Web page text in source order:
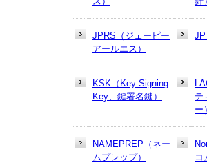
JPRS（ジェーピー
アールエス）
JP
KSK（Key Signing
Key、鍵署名鍵）
テ
ー
NAMEPREP（ネー
ムプレップ）
コ